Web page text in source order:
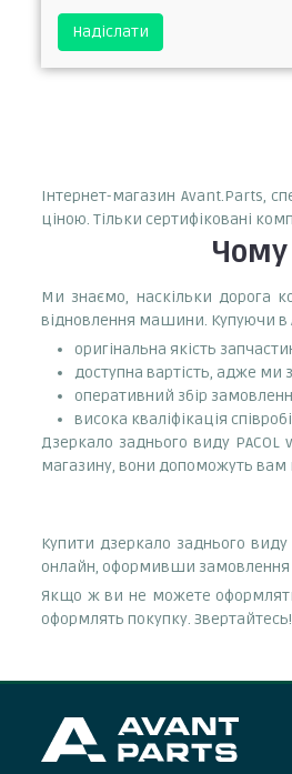
Надіслати
Інтернет-магазин Avant.Parts,
ціною. Тільки сертифіковані
Ми знаємо, наскільки дорога
відновлення машини. Купуючи в
оригінальна якість
доступна вартість, адже ми
оперативний збір
висока кваліфікація
Дзеркало заднього виду
магазину, вони допоможуть
Купити дзеркало заднього
онлайн, оформивши замовлення
Якщо ж ви не можете оформляти
оформлять покупку. Звертайтесь!